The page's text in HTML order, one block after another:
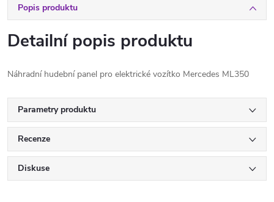
Popis produktu
Detailní popis produktu
Náhradní hudební panel pro elektrické vozítko Mercedes ML350
Parametry produktu
Recenze
Diskuse